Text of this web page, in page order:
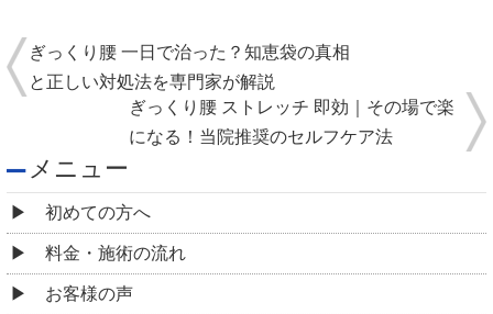
ぎっくり腰 一日で治った？知恵袋の真相
と正しい対処法を専門家が解説​
ぎっくり腰 ストレッチ 即効｜その場で楽
になる！当院推奨のセルフケア法
メニュー
初めての方へ
料金・施術の流れ
お客様の声